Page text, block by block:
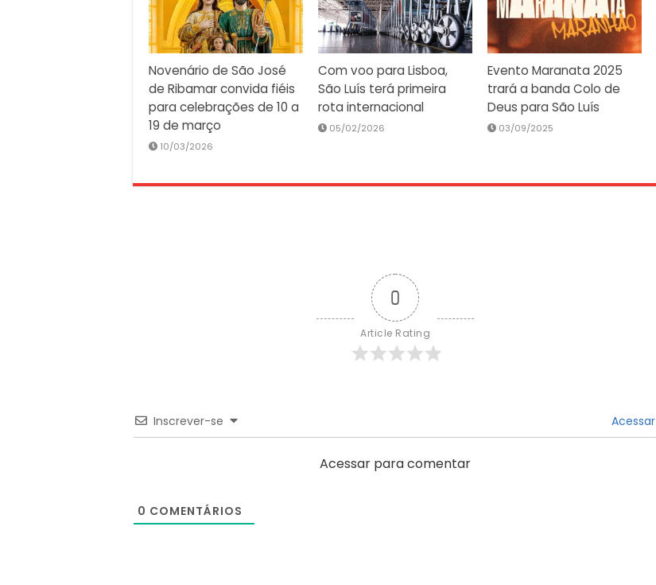
Novenário de São José
de Ribamar convida fiéis
para celebrações de 10 a
19 de março
10/03/2026
Com voo para Lisboa,
São Luís terá primeira
rota internacional
05/02/2026
Evento Maranata 2025
trará a banda Colo de
Deus para São Luís
03/09/2025
0
Article Rating
Inscrever-se Acessar
Acessar para comentar
0 COMENTÁRIOS